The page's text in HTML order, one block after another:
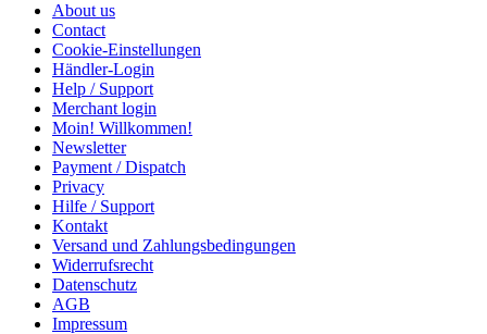
About us
Contact
Cookie-Einstellungen
Händler-Login
Help / Support
Merchant login
Moin! Willkommen!
Newsletter
Payment / Dispatch
Privacy
Hilfe / Support
Kontakt
Versand und Zahlungsbedingungen
Widerrufsrecht
Datenschutz
AGB
Impressum